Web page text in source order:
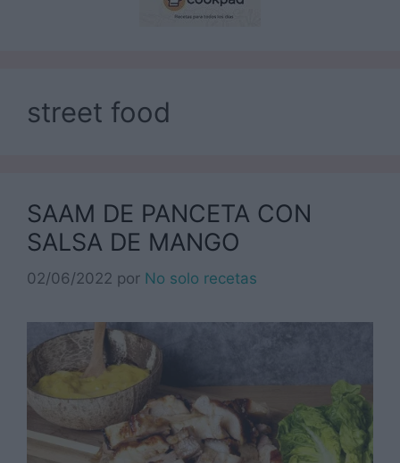
street food
SAAM DE PANCETA CON
SALSA DE MANGO
02/06/2022 por No solo recetas